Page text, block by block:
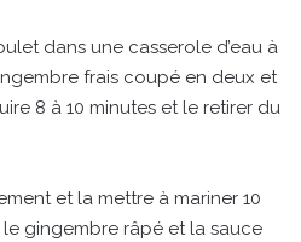
dans une casserole d’eau à
frais coupé en deux et
8 à 10 minutes et le retirer du
et la mettre à mariner 10
gingembre râpé et la sauce